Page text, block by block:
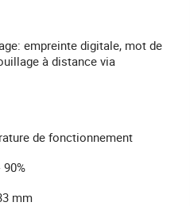
empreinte digitale, mot de
à distance via
de fonctionnement
mm